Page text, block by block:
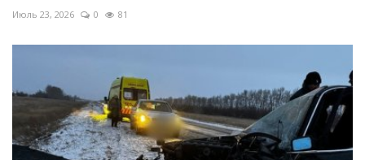
Июль 23, 2026 0 81